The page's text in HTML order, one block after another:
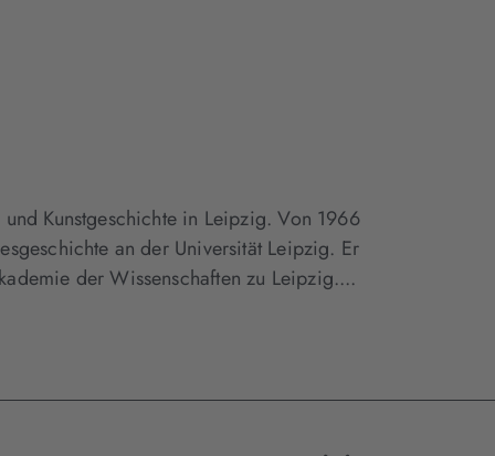
Kunstgeschichte in Leipzig. Von 1966
an der Universität Leipzig. Er
der Wissenschaften zu Leipzig....